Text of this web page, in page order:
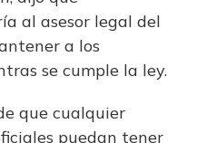
al asesor legal del
a los
se cumple la ley.
que cualquier
puedan tener